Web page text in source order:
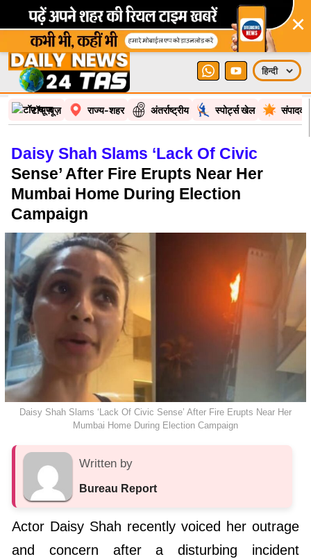
×
टॉप न्यूज़ राज्य-शहर अंतर्राष्ट्रीय स्पोर्ट्स खेल
Daisy Shah Slams ‘Lack Of Civic
Sense’ After Fire Erupts Near Her
Mumbai Home During Election
Campaign
Daisy Shah Slams ‘Lack Of Civic Sense’ After Fire Erupts Near Her
Mumbai Home During Election Campaign
Written by
Bureau Report
Actor Daisy Shah recently voiced her outrage
and concern after a disturbing incident